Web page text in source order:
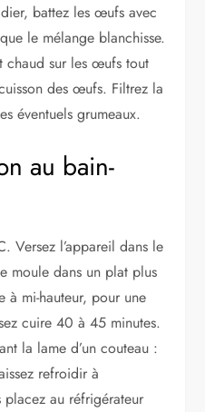
battez les œufs avec
le mélange blanchisse.
chaud sur les œufs tout
des œufs. Filtrez la
éventuels grumeaux.
au bain-
Versez l’appareil dans le
moule dans un plat plus
à mi-hauteur, pour une
cuire 40 à 45 minutes.
la lame d’un couteau :
refroidir à
placez au réfrigérateur